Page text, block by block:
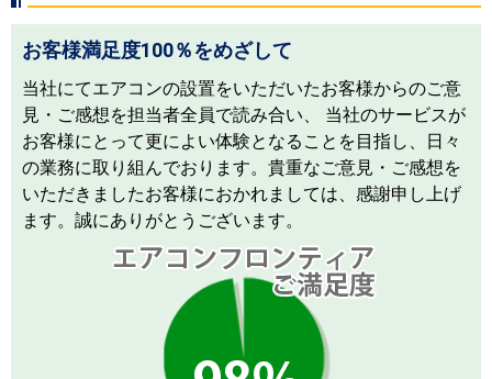
お客様満足度100％をめざして
当社にてエアコンの設置をいただいたお客様からのご意
見・ご感想を担当者全員で読み合い、 当社のサービスが
お客様にとって更によい体験となることを目指し、日々
の業務に取り組んでおります。貴重なご意見・ご感想を
いただきましたお客様におかれましては、感謝申し上げ
ます。誠にありがとうございます。